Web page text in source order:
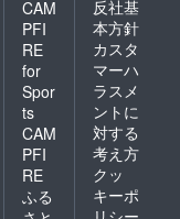
CAM
PFI
RE
for
Spor
ts
CAM
PFI
RE
ふる
反社基
本方針
カスタ
マーハ
ラスメ
ントに
対する
考え方
クッ
キーポ